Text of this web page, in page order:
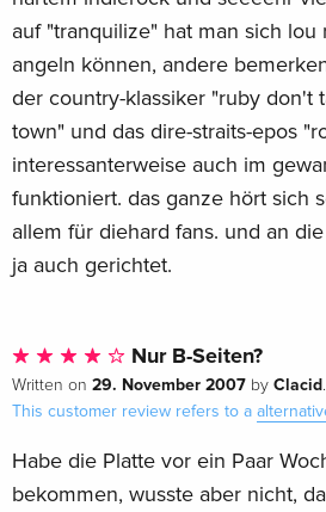
auf "tranquilize" hat man sich
angeln können, andere
der country-klassiker "ruby don't
town" und das dire-straits-epos
interessanterweise auch im
funktioniert. das ganze hört sich
allem für diehard fans. und an
ja auch gerichtet.
Nur B-Seiten?
Written on 29. November 2007 by Clacid.
This customer review refers to a
Habe die Platte vor ein Paar
bekommen, wusste aber nicht,